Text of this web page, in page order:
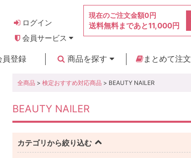
ログイン
会員サービス
現在のご注文金額0円
送料無料まであと11,000円
登録
商品を探す
まとめて注文
全商品 > 検定おすすめ対応商品 > BEAUTY NAILER
BEAUTY NAILER
カテゴリから絞り込む